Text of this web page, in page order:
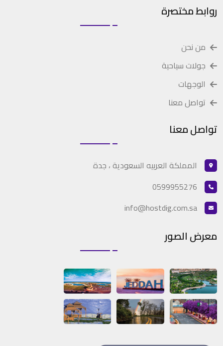
روابط مختصرة
من نحن
جولات سياحية
الوجهات
تواصل معنا
تواصل معنا
المملكة العربيه السعودية ، جدة
0599955276
info@hostdig.com.sa
معرض الصور